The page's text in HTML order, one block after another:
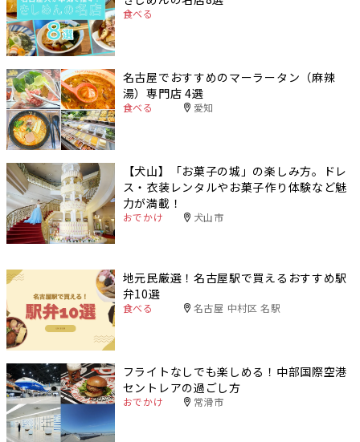
食べる
名古屋でおすすめのマーラータン（麻辣
湯）専門店 4選
食べる 愛知
【犬山】「お菓子の城」の楽しみ方。ドレ
ス・衣装レンタルやお菓子作り体験など魅
力が満載！
おでかけ 犬山市
地元民厳選！名古屋駅で買えるおすすめ駅
弁10選
食べる 名古屋 中村区 名駅
フライトなしでも楽しめる！中部国際空港
セントレアの過ごし方
おでかけ 常滑市